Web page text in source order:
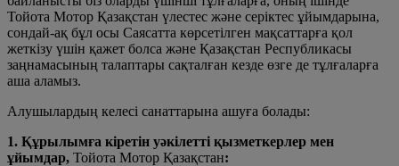
Тойота Мотор Қазақстан үлестес және серіктес ұйымдарына,
сондай-ақ бұл осы Саясатта көрсетілген мақсаттарға қол
жеткізу үшін қажет болса және Қазақстан Республикасы
заңнамасының талаптары сақталған кезде өзге де тұлғаларға
аша аламыз.
Алушылардың келесі санаттарына ашуға болады:
1. Құрылымға кіретін уәкілетті қызметкерлер мен
ұйымдар, Тойота Мотор Қазақстан: